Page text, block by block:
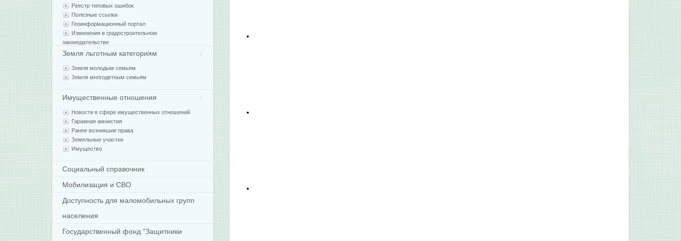
Реестр типовых ошибок
Полезные ссылки
Геоинформационный портал
Изменения в градостроительном
законодательстве
Земля льготным категориям
Земля молодым семьям
Земля многодетным семьям
Имущественные отношения
Новости в сфере имущественных отношений
Гаражная амнистия
Ранее возникшие права
Земельные участки
Имущество
Социальный справочник
Мобилизация и СВО
Доступность для маломобильных групп
населения
Государственный фонд "Защитники